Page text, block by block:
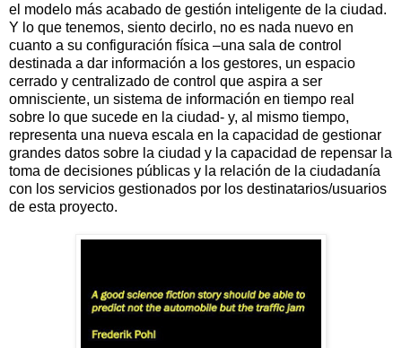
el modelo más acabado de gestión inteligente de la ciudad.
Y lo que tenemos, siento decirlo, no es nada nuevo en
cuanto a su configuración física –una sala de control
destinada a dar información a los gestores, un espacio
cerrado y centralizado de control que aspira a ser
omnisciente, un sistema de información en tiempo real
sobre lo que sucede en la ciudad- y, al mismo tiempo,
representa una nueva escala en la capacidad de gestionar
grandes datos sobre la ciudad y la capacidad de repensar la
toma de decisiones públicas y la relación de la ciudadanía
con los servicios gestionados por los destinatarios/usuarios
de esta proyecto.